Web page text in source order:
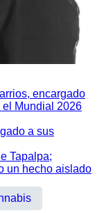
encargado
Mundial 2026
a sus
Tapalpa;
un hecho aislado